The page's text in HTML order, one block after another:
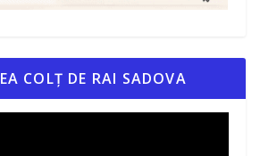
COLȚ DE RAI SADOVA